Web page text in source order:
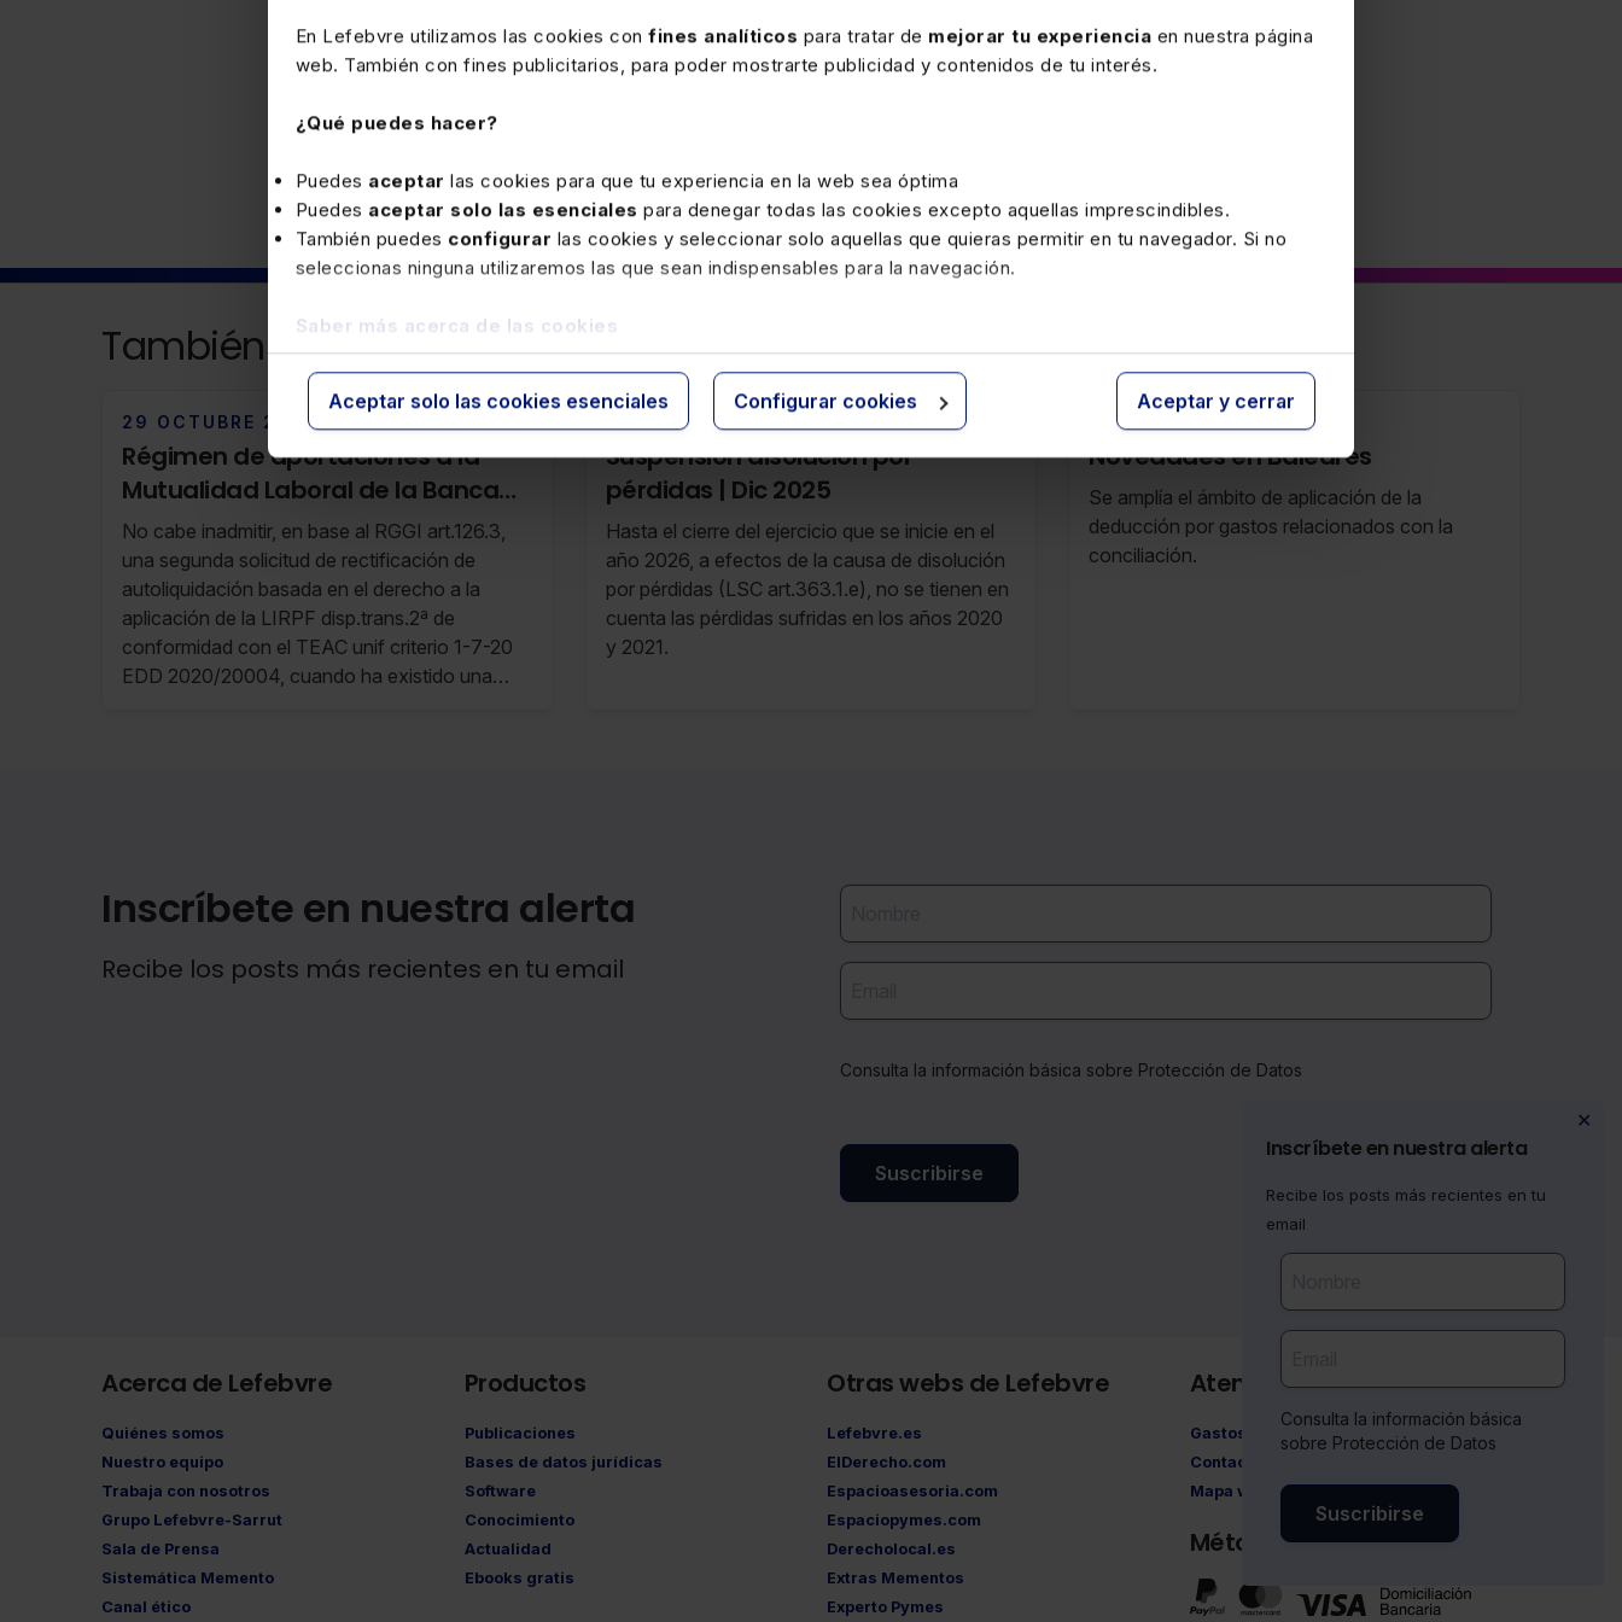
En Lefebvre utilizamos las cookies con fines analíticos para tratar de mejorar tu experiencia en nuestra página
web. También con fines publicitarios, para poder mostrarte publicidad y contenidos de tu interés.
¿Qué puedes hacer?
Puedes aceptar las cookies para que tu experiencia en la web sea óptima
Puedes aceptar solo las esenciales para denegar todas las cookies excepto aquellas imprescindibles.
También puedes configurar las cookies y seleccionar solo aquellas que quieras permitir en tu navegador. Si no
seleccionas ninguna utilizaremos las que sean indispensables para la navegación.
Saber más acerca de las cookies
Aceptar solo las cookies esenciales Configurar cookies Aceptar y cerrar
Fiscal
También puede interesarte
29 OCTUBRE 2024
Régimen de aportaciones a la
Mutualidad Laboral de la Banca
anteriores a 1-1-1967 (RF 43/24 22
de Octubre de 2024 al 28 de
Octubre de 2024)
No cabe inadmitir, en base al RGGI art.126.3,
una segunda solicitud de rectificación de
autoliquidación basada en el derecho a la
aplicación de la LIRPF disp.trans.2ª de
conformidad con el TEAC unif criterio 1-7-20
EDD 2020/20004, cuando ha existido una
23 DICIEMBRE 2025
Suspensión disolución por
pérdidas | Dic 2025
Hasta el cierre del ejercicio que se inicie en el
año 2026, a efectos de la causa de disolución
por pérdidas (LSC art.363.1.e), no se tienen en
cuenta las pérdidas sufridas en los años 2020
y 2021.
15 JULIO 2025
Novedades en Baleares
Se amplía el ámbito de aplicación de la
deducción por gastos relacionados con la
conciliación.
Inscríbete en nuestra alerta
Recibe los posts más recientes en tu email
Consulta la información básica sobre Protección de Datos
Suscribirse
✕
Inscríbete en nuestra alerta
Recibe los posts más recientes en tu
email
Consulta la información básica
sobre Protección de Datos
Suscribirse
Acerca de Lefebvre
Quiénes somos
Nuestro equipo
Trabaja con nosotros
Grupo Lefebvre-Sarrut
Sala de Prensa
Sistemática Memento
Canal ético
Productos
Publicaciones
Bases de datos jurídicas
Software
Conocimiento
Actualidad
Ebooks gratis
Otras webs de Lefebvre
Lefebvre.es
ElDerecho.com
Espacioasesoria.com
Espaciopymes.com
Derecholocal.es
Extras Mementos
Experto Pymes
Atención al cliente
Gastos de envío
Contacto
Mapa web
Métodos de pago